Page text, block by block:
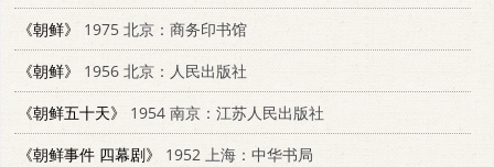
《朝鲜》
1975 北京：商务印书馆
《朝鲜》
1956 北京：人民出版社
《朝鲜五十天》
1954 南京：江苏人民出版社
《朝鲜事件 四幕剧》
1952 上海：中华书局